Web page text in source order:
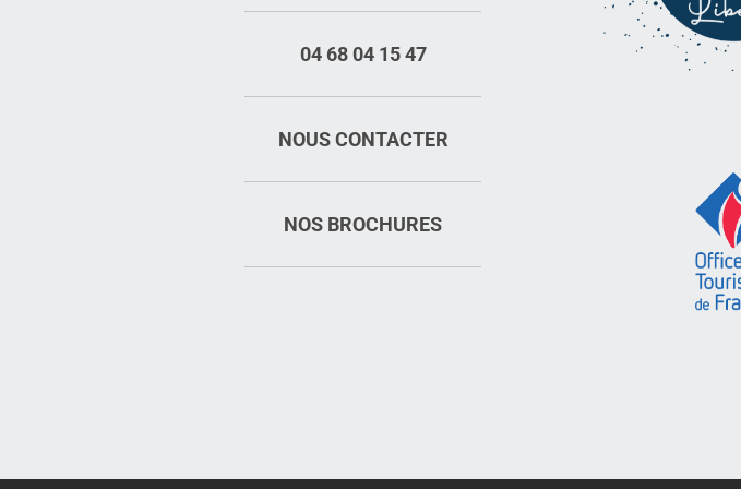
04 68 04 15 47
NOUS CONTACTER
NOS BROCHURES